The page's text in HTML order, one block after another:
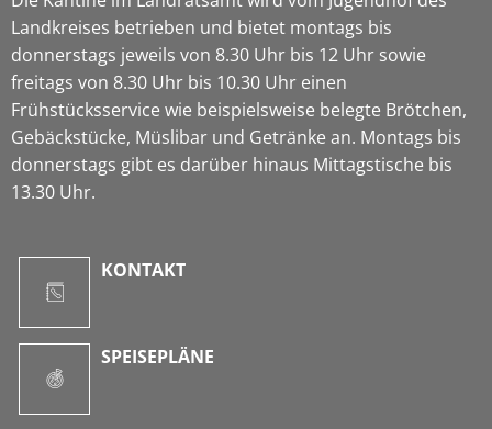
Landkreises betrieben und bietet montags bis
donnerstags jeweils von 8.30 Uhr bis 12 Uhr sowie
freitags von 8.30 Uhr bis 10.30 Uhr einen
Frühstücksservice wie beispielsweise belegte Brötchen,
Gebäckstücke, Müslibar und Getränke an. Montags bis
donnerstags gibt es darüber hinaus Mittagstische bis
13.30 Uhr.
KONTAKT
SPEISEPLÄNE